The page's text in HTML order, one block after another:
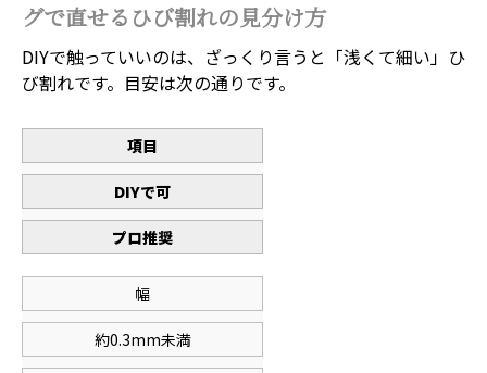
グで直せるひび割れの見分け方
DIYで触っていいのは、ざっくり言うと「浅くて細い」ひ
び割れです。目安は次の通りです。
項目
DIYで可
プロ推奨
幅
約0.3mm未満